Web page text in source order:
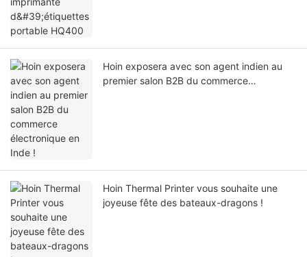
Hoin exposera avec son agent indien au
premier salon B2B du commerce
Hoin Thermal Printer vous souhaite une
joyeuse fête des bateaux-dragons !